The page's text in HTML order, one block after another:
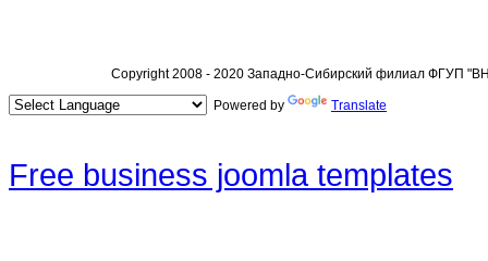
Copyright 2008 - 2020 Западно-Сибирский филиал ФГУП
Powered by Translate
Free business joomla templates